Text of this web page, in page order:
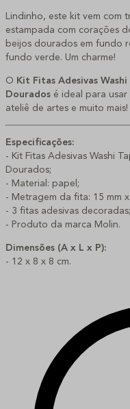
Lindinho, este kit vem com
estampada com corações
beijos dourados em fundo
fundo verde. Um charme!
O Kit Fitas Adesivas
Dourados é ideal para
ateliê de artes e muito mais!
Especificações:
- Kit Fitas Adesivas Washi
Dourados;
- Material: papel;
- Metragem da fita: 15 mm x
- 3 fitas adesivas decoradas;
- Produto da marca Molin.
Dimensões (A x L x P):
- 12 x 8 x 8 cm.